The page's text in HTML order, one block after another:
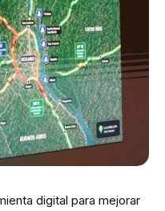
digital para mejorar